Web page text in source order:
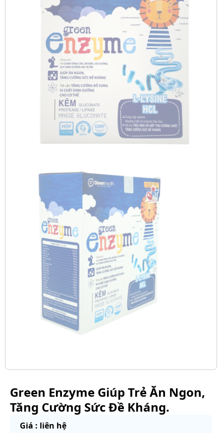
Green Enzyme Giúp Trẻ Ăn Ngon,
Tăng Cường Sức Đề Kháng.
Giá : liên hệ